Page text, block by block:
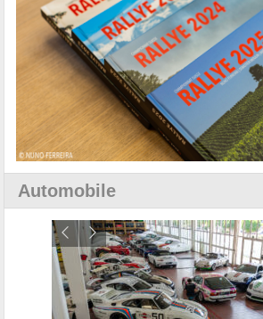
Automobile